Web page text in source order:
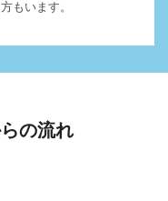
もいます。
の流れ